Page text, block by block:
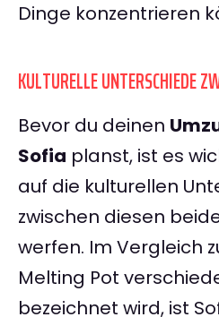
Dinge konzentrieren
KULTURELLE UNTERSCHIEDE
Bevor du deinen
Sofia planst, ist es
auf die kulturellen
zwischen diesen
werfen. Im Vergleich
Melting Pot
bezeichnet wird, ist